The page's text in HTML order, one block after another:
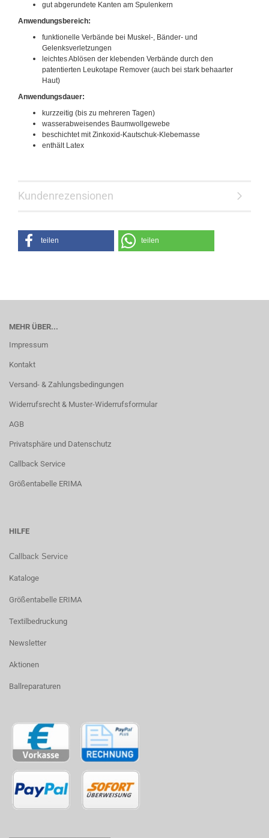
gut abgerundete Kanten am Spulenkern
Anwendungsbereich:
funktionelle Verbände bei Muskel-, Bänder- und
Gelenksverletzungen
leichtes Ablösen der klebenden Verbände durch den
patentierten Leukotape Remover (auch bei stark behaarter
Haut)
Anwendungsdauer:
kurzzeitig (bis zu mehreren Tagen)
wasserabweisendes Baumwollgewebe
beschichtet mit Zinkoxid-Kautschuk-Klebemasse
enthält Latex
Kundenrezensionen
teilen teilen
MEHR ÜBER...
Impressum
Kontakt
Versand- & Zahlungsbedingungen
Widerrufsrecht & Muster-Widerrufsformular
AGB
Privatsphäre und Datenschutz
Callback Service
Größentabelle ERIMA
HILFE
Callback Service
Kataloge
Größentabelle ERIMA
Textilbedruckung
Newsletter
Aktionen
Ballreparaturen